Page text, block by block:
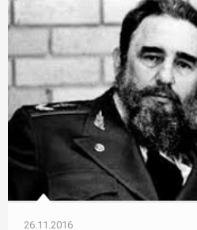
26.11.2016